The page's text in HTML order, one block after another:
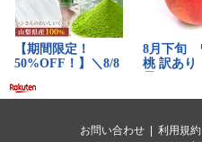
お問い合わせ 利用規約